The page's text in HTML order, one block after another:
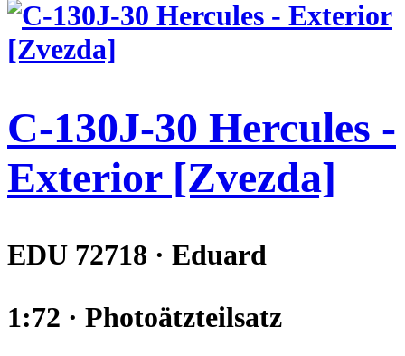
C-130J-30 Hercules -
Exterior [Zvezda]
EDU 72718 · Eduard
1:72 · Photoätzteilsatz